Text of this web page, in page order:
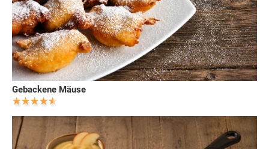
Gebackene Mäuse